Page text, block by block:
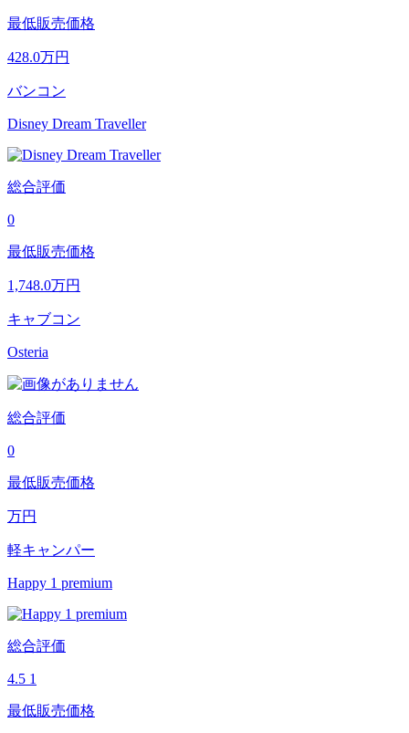
最低販売価格
428.0万円
バンコン
Disney Dream Traveller
総合評価
0
最低販売価格
1,748.0万円
キャブコン
Osteria
総合評価
0
最低販売価格
万円
軽キャンパー
Happy 1 premium
総合評価
4.5 1
最低販売価格